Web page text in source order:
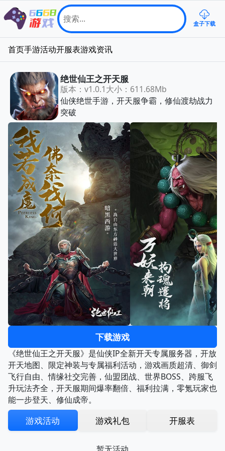
盒子下载
首页手游活动开服表游戏资讯
绝世仙王之开天服
版本：v1.0.1大小：611.68Mb
仙侠绝世手游，开天服争霸，修仙渡劫战力
突破
下载游戏
《绝世仙王之开天服》是仙侠IP全新开天专属服务器，开放
开天地图、限定神装与专属福利活动，游戏画质超清、御剑
飞行自由、情缘社交完善，仙盟团战、世界BOSS、跨服飞
升玩法齐全，开天服期间爆率翻倍、福利拉满，零氪玩家也
能一步登天、修仙成帝。
游戏活动 游戏礼包 开服表